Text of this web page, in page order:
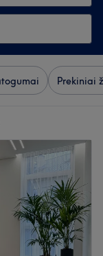
Prekiniai